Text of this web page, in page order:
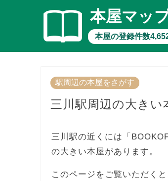
本屋マッ
本屋の登録件数
駅周辺の本屋をさがす
三川駅周辺の大きい
三川駅の近くには「
の大きい本屋があります。
このページをご覧いただく